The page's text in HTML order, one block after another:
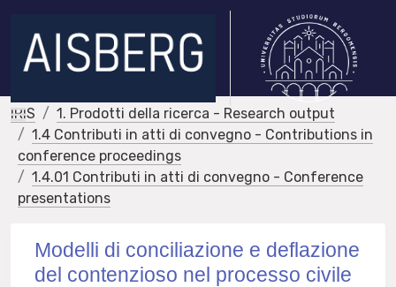
IRIS
1. Prodotti della ricerca - Research output
1.4 Contributi in atti di convegno - Contributions in
conference proceedings
1.4.01 Contributi in atti di convegno - Conference
presentations
Modelli di conciliazione e deflazione
del contenzioso nel processo civile